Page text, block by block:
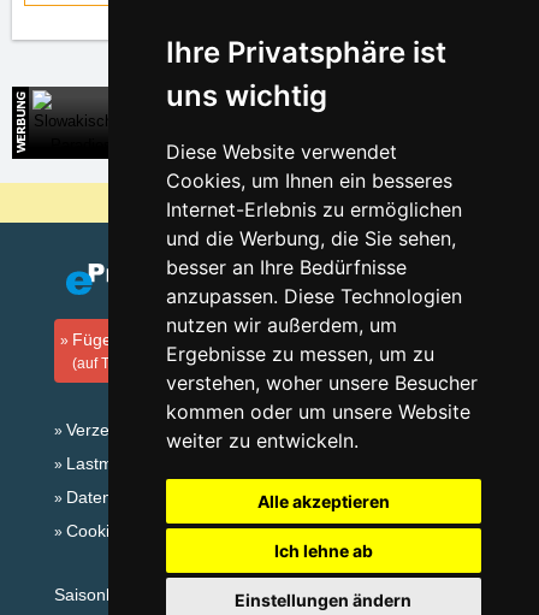
Ihre Privatsphäre ist
uns wichtig
Diese Website verwendet
Cookies, um Ihnen ein besseres
Internet-Erlebnis zu ermöglichen
und die Werbung, die Sie sehen,
besser an Ihre Bedürfnisse
anzupassen. Diese Technologien
nutzen wir außerdem, um
Ergebnisse zu messen, um zu
verstehen, woher unsere Besucher
kommen oder um unsere Website
weiter zu entwickeln.
Alle akzeptieren
Ich lehne ab
Einstellungen ändern
Slowakisches Paradies
Warum sind unsere Server am billigsten?
Fügen Sie Ihre Unterkunft hinzu
(auf Tschechisch)
Verzeichnis der Unterkunft
Lastminute Isergebirge
Datenschutz
Cookies
Saisonlinks: